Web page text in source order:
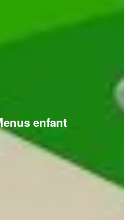
enfant